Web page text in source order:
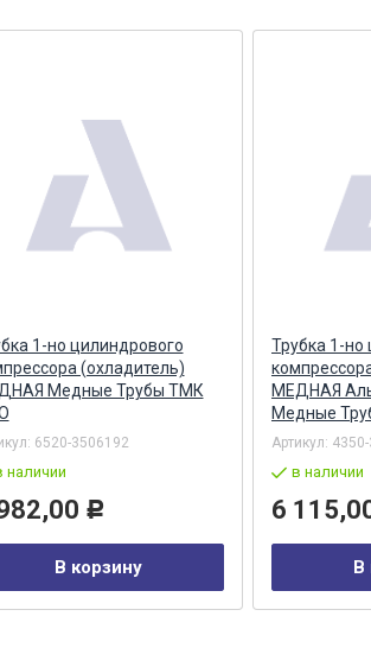
1-но цилиндрового
(охладитель)
Медные Трубы ТМК
6520-3506192
наличии
Р
В корзину
Трубка 1-но
МЕДНАЯ
Медные
Артикул:
в наличии
6
В